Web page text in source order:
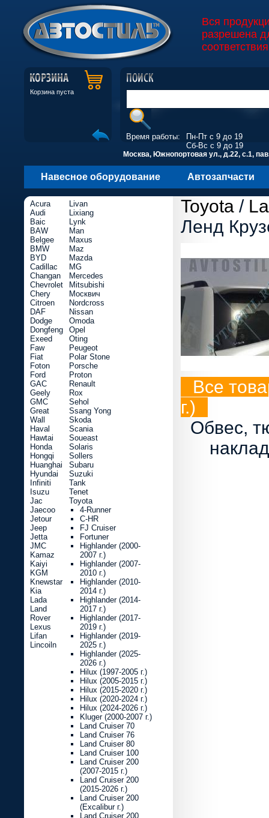
Вся
разрешена
Корзина пуста
Время работы:
Пн-Пт с 9 до 19
Сб-Вс с 9 до 19
Москва, Южнопортовая ул., д.22, с.1,
Навесное оборудование Автозапчасти
Toyota /
Ленд
Все
г.)
Обвес,
Acura
Audi
Baic
BAW
Belgee
BMW
BYD
Cadillac
Changan
Chevrolet
Chery
Citroen
DAF
Dodge
Dongfeng
Exeed
Faw
Fiat
Foton
Ford
GAC
Geely
GMC
Great
Wall
Haval
Hawtai
Honda
Hongqi
Huanghai
Hyundai
Infiniti
Isuzu
Jac
Jaecoo
Jetour
Jeep
Jetta
JMC
Kamaz
Kaiyi
KGM
Knewstar
Kia
Lada
Land
Rover
Lexus
Lifan
Lincoiln
Livan
Lixiang
Lynk
Man
Maxus
Maz
Mazda
MG
Mercedes
Mitsubishi
Москвич
Nordcross
Nissan
Omoda
Opel
Oting
Peugeot
Polar Stone
Porsche
Proton
Renault
Rox
Sehol
Ssang Yong
Skoda
Scania
Soueast
Solaris
Sollers
Subaru
Suzuki
Tank
Tenet
Toyota
4-Runner
C-HR
FJ Cruiser
Fortuner
Highlander (2000-
2007 г.)
Highlander (2007-
2010 г.)
Highlander (2010-
2014 г.)
Highlander (2014-
2017 г.)
Highlander (2017-
2019 г.)
Highlander (2019-
2025 г.)
Highlander (2025-
2026 г.)
Hilux (1997-2005 г.)
Hilux (2005-2015 г.)
Hilux (2015-2020 г.)
Hilux (2020-2024 г.)
Hilux (2024-2026 г.)
Kluger (2000-2007 г.)
Land Cruiser 70
Land Cruiser 76
Land Cruiser 80
Land Cruiser 100
Land Cruiser 200
(2007-2015 г.)
Land Cruiser 200
(2015-2026 г.)
Land Cruiser 200
(Excalibur г.)
Land Cruiser 200